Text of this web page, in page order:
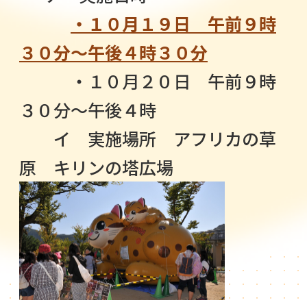
・１０月１９日 午前９時
３０分～午後４時３０分
・１０月２０日 午前９時
３０分～午後４時
イ 実施場所 アフリカの草
原 キリンの塔広場